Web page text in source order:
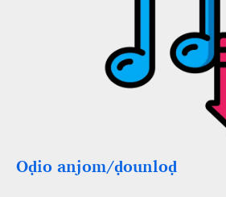
Oḍio anjom/ḍounloḍ